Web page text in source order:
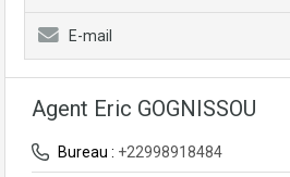
E-mail
Agent Eric GOGNISSOU
Bureau : +22998918484